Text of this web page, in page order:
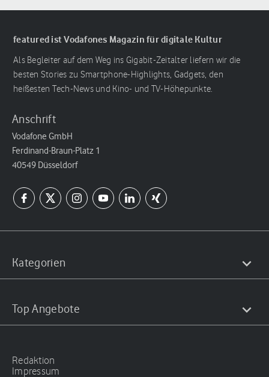
featured ist Vodafones Magazin für digitale Kultur
Als Begleiter auf dem Weg ins Gigabit-Zeitalter liefern wir die
besten Stories zu Smartphone-Highlights, Gadgets, den
heißesten Tech-News und Kino- und TV-Höhepunkte.
Anschrift
Vodafone GmbH
Ferdinand-Braun-Platz 1
40549 Düsseldorf
Kategorien
Top Angebote
Redaktion
Impressum